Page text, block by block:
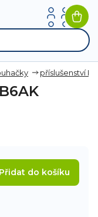
příslušenství
Přidat do košíku